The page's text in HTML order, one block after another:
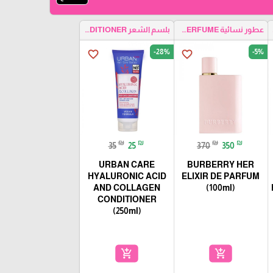
عطور نسائية WOMEN PERFUME
favorite_border -5%
370 ₪ 350 ₪
BURBERRY HER
ELIXIR DE PARFUM
(100ml)
add_shopping_cart
بلسم الشعر HAIR CONDITIONER
favorite_border -28%
35 ₪ 25 ₪
URBAN CARE
HYALURONIC ACID
AND COLLAGEN
CONDITIONER
(250ml)
add_shopping_cart